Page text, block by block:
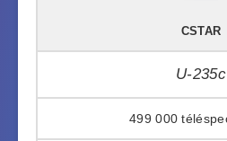
CSTAR
U-235c
499 000